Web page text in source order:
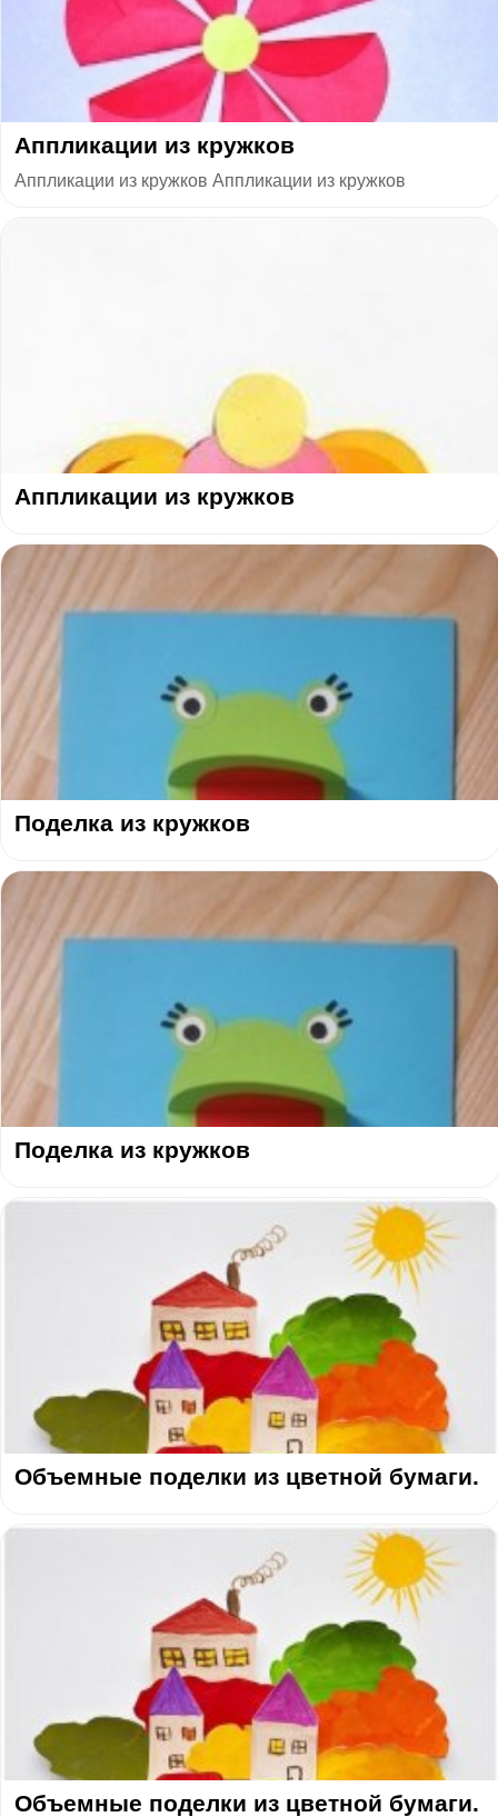
Аппликации из кружков
Аппликации из кружков Аппликации из кружков
Аппликации из кружков
Поделка из кружков
Поделка из кружков
Объемные поделки из цветной бумаги.
Объемные поделки из цветной бумаги.